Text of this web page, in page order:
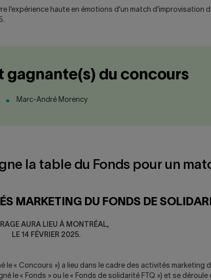
l’expérience haute en émotions d’un match
gagnante(s) du concours
Marc-André Morency
la table du Fonds pour un
MARKETING DU FONDS DE
AURA LIEU À MONTRÉAL,
LE 14 FÉVRIER 2025.
le « Concours ») a lieu dans le cadre des activités marketing
le « Fonds » ou le « Fonds de solidarité FTQ ») et se